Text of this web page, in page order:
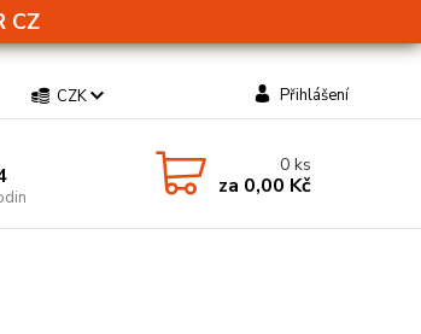
CZ
CZK Přihlášení
0ks
za 0,00 Kč